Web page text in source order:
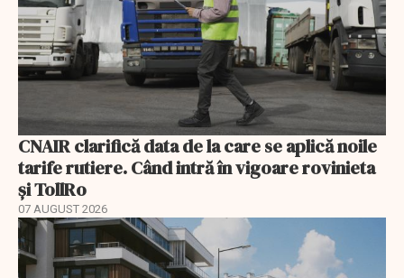
CNAIR clarifică data de la care se aplică noile
tarife rutiere. Când intră în vigoare rovinieta
și TollRo
07 AUGUST 2026